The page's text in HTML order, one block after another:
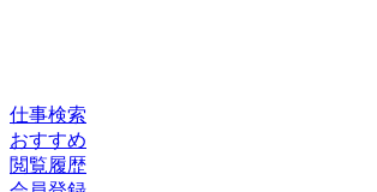
仕事検索
おすすめ
閲覧履歴